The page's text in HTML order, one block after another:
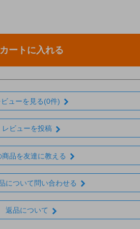
カートに入れる
ビューを見る(0件)
レビューを投稿
商品を友達に教える
について問い合わせる
返品について